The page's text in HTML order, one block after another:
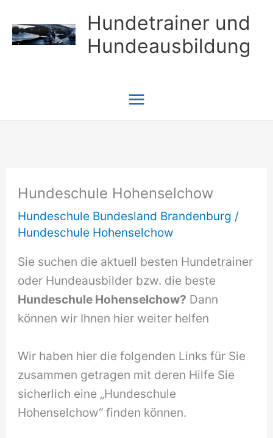
Inhalt
springen
Hundetrainer und
Hundeausbildung
Hauptmenü
Hundeschule Hohenselchow
Hundeschule Bundesland Brandenburg /
Hundeschule Hohenselchow
Sie suchen die aktuell besten Hundetrainer
oder Hundeausbilder bzw. die beste
Hundeschule Hohenselchow? Dann
können wir Ihnen hier weiter helfen
Wir haben hier die folgenden Links für Sie
zusammen getragen mit deren Hilfe Sie
sicherlich eine „Hundeschule
Hohenselchow“ finden können.